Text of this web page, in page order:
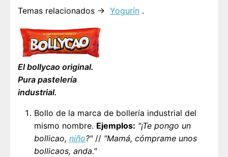
Temas relacionados → Yogurín .
El bollycao original.
Pura pastelería
industrial.
Bollo de la marca de bollería industrial del
mismo nombre. Ejemplos: "¡Te pongo un
bollicao, niño?"// "Mamá, cómprame unos
bollicaos, anda."